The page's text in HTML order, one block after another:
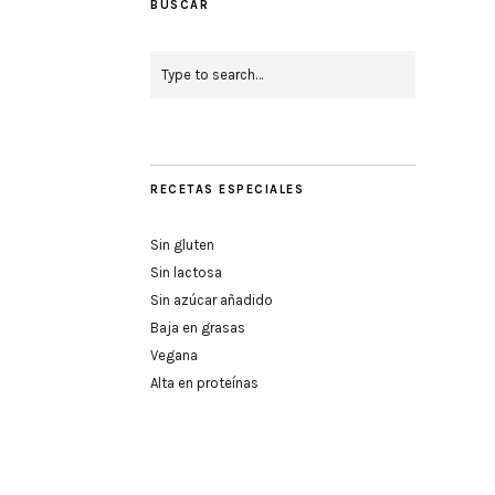
BUSCAR
RECETAS ESPECIALES
Sin gluten
Sin lactosa
Sin azúcar añadido
Baja en grasas
Vegana
Alta en proteínas